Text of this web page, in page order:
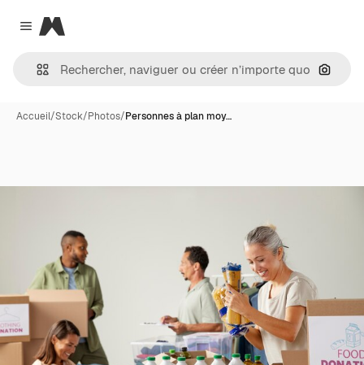
Close menu
Magnific
Accueil/Stock/Photos/Personnes à plan moy…